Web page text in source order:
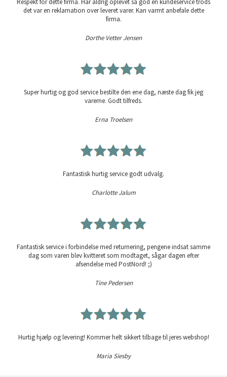
Respekt for dette firma. Har aldrig oplevet så god en kundeservice trods
det var en reklamation over leveret varer. Kan varmt anbefale dette
firma.
Dorthe Vetter Jensen
Super hurtig og god service bestilte den ene dag, næste dag fik jeg
varerne. Godt tilfreds.
Erna Troelsen
Fantastisk hurtig service godt udvalg.
Charlotte Jalum
Fantastisk service i forbindelse med returnering, pengene indsat samme
dag som varen blev kvitteret som modtaget, sågar dagen efter
afsendelse med PostNord! ;)
Tine Pedersen
Hurtig hjælp og levering! Kommer helt sikkert tilbage til jeres webshop!
Maria Siesby